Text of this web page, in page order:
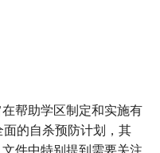
帮助学区制定和实施有
的自杀预防计划，其